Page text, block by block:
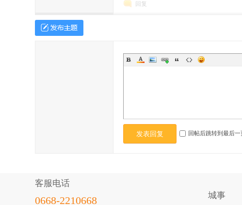
坛
回复
发表回复 回帖后跳转到最后一
客服电话
0668-2210668 城事